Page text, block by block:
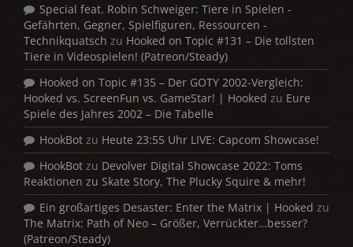
Special feat. Robin Schweiger: Tiere in Spielen -
Gefährten, Gegner, Spielfiguren, Ressourcen -
Technikquatsch zu Hooked on Topic #131 – Die tollsten
Tiere in Videospielen! (Patreon/Steady)
Hooked on Topic #135 – Der GOTY 2002-Vergleich:
Hooked vs. ScreenFun vs. GameStar! | Hooked zu Eure
Spiele des Jahres 2002 – Die Tabelle
HookBot zu Heute 23:55 Uhr LIVE: Capcom Showcase!
HookBot zu Devolver Digital Showcase 2022: Toms
Reaktionen zu Skate Story, The Plucky Squire & mehr!
Ein großartiges Desaster: Enter the Matrix | Hooked zu
The Matrix: Path of Neo – Größer, Verrückter…besser?
(Patreon/Steady)